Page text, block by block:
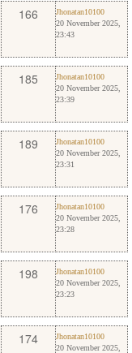
Jhonatan10100
166
Jhonatan10100
20 November 2025,
23:43
Jhonatan10100
185
Jhonatan10100
20 November 2025,
23:39
Jhonatan10100
189
Jhonatan10100
20 November 2025,
23:31
Jhonatan10100
176
Jhonatan10100
20 November 2025,
23:28
Jhonatan10100
198
Jhonatan10100
20 November 2025,
23:23
Jhonatan10100
174
Jhonatan10100
20 November 2025,